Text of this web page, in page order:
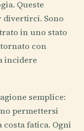
Queste
divertirci. Sono
in uno stato
con
incidere
semplice:
permettersi
fatica. Ogni